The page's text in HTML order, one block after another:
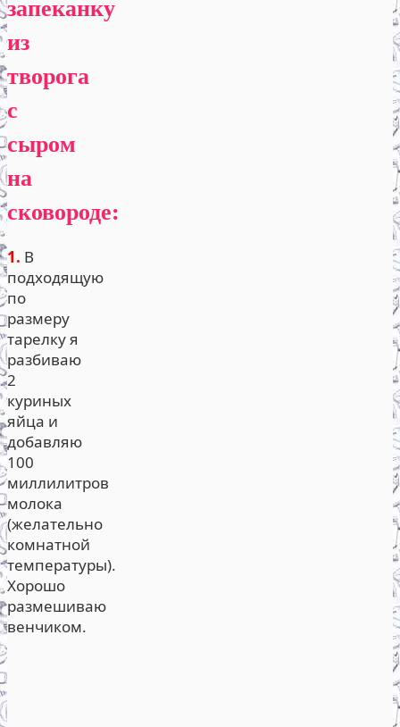
запеканку
из
творога
с
сыром
на
сковороде:
1. В
подходящую
по
размеру
тарелку я
разбиваю
2
куриных
яйца и
добавляю
100
миллилитров
молока
(желательно
комнатной
температуры).
Хорошо
размешиваю
венчиком.